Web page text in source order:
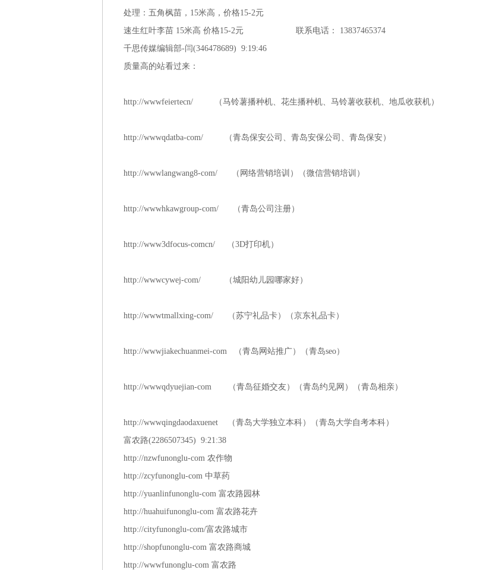
处理：五角枫苗，15米高，价格15-2元
速生红叶李苗 15米高 价格15-2元 联系电话： 13837465374
千思传媒编辑部-闫(346478689) 9:19:46
质量高的站看过来：
http://wwwfeiertecn/ （马铃薯播种机、花生播种机、马铃薯收获机、地瓜收获机）
http://wwwqdatba-com/ （青岛保安公司、青岛安保公司、青岛保安）
http://wwwlangwang8-com/ （网络营销培训）（微信营销培训）
http://wwwhkawgroup-com/ （青岛公司注册）
http://www3dfocus-comcn/ （3D打印机）
http://wwwcywej-com/ （城阳幼儿园哪家好）
http://wwwtmallxing-com/ （苏宁礼品卡）（京东礼品卡）
http://wwwjiakechuanmei-com （青岛网站推广）（青岛seo）
http://wwwqdyuejian-com （青岛征婚交友）（青岛约见网）（青岛相亲）
http://wwwqingdaodaxuenet （青岛大学独立本科）（青岛大学自考本科）
富农路(2286507345) 9:21:38
http://nzwfunonglu-com 农作物
http://zcyfunonglu-com 中草药
http://yuanlinfunonglu-com 富农路园林
http://huahuifunonglu-com 富农路花卉
http://cityfunonglu-com/富农路城市
http://shopfunonglu-com 富农路商城
http://wwwfunonglu-com 富农路